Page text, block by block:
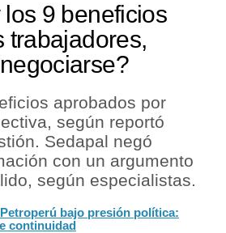
9 beneficios
trabajadores,
aprobados por
según reportó
Sedapal negó
con un argumento
según especialistas.
bajo presión política:
continuidad